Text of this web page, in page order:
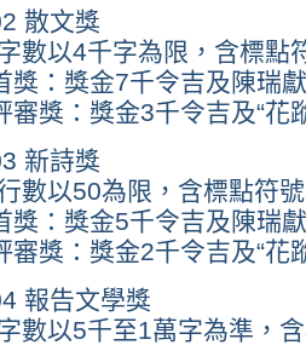
散文獎
數以4千字為限，含標點
獎：獎金7千令吉及陳瑞
審獎：獎金3千令吉及“花
新詩獎
數以50為限，含標點符號
獎：獎金5千令吉及陳瑞
審獎：獎金2千令吉及“花
報告文學獎
數以5千至1萬字為準，